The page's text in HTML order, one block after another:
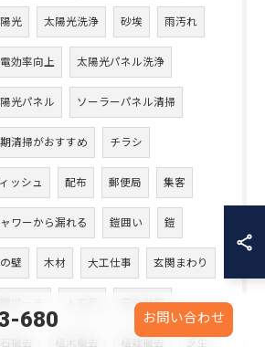
光 太陽光洗浄 砂埃 雨汚れ
効率向上 太陽光パネル洗浄
光パネル ソーラーパネル清掃
清掃がおすすめ チラシ
ッシュ 配布 郵便局 集客
ワーから漏れる 鎧囲い 鎧
壁 木材 大工仕事 玄関まわり
安全対策
撤去 植木撤去 植栽撤去 芝生
680 お問い合わせ